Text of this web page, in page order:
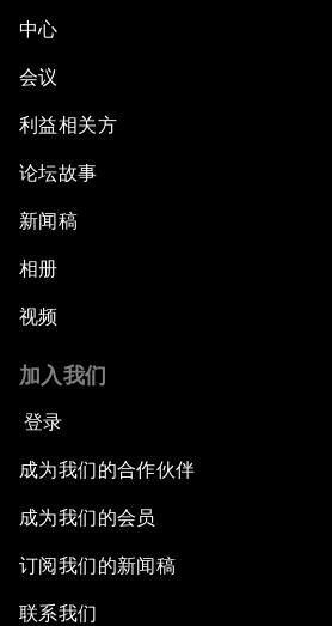
中心
会议
利益相关方
论坛故事
新闻稿
相册
视频
加入我们
登录
成为我们的合作伙伴
成为我们的会员
订阅我们的新闻稿
联系我们